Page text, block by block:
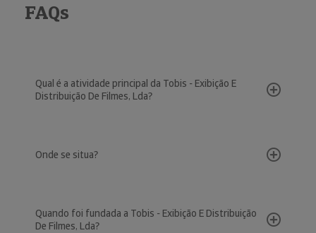
FAQs
Qual é a atividade principal da Tobis - Exibição E
Distribuição De Filmes, Lda?
Onde se situa?
Quando foi fundada a Tobis - Exibição E Distribuição
De Filmes, Lda?